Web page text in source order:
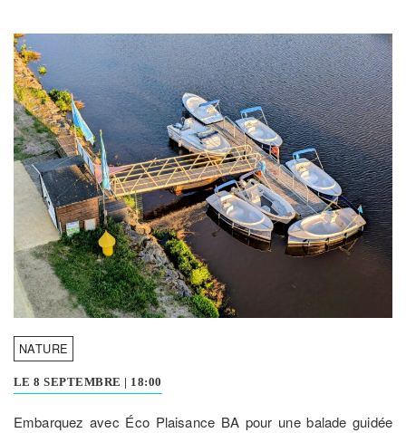
NATURE
LE 8 SEPTEMBRE | 18:00
Embarquez avec Éco Plaisance BA pour une balade guidée